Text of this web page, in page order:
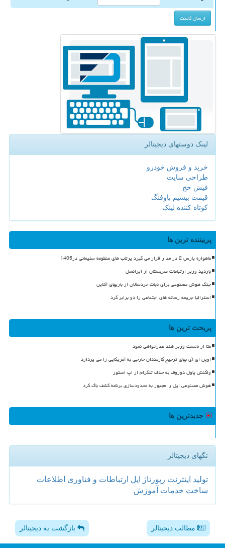
لینک دوستهای دیجیتالر
خرید و فروش خودرو
طراحی سایت
فیش حج
قیمت بیسیم باوفنگ
کوتاه کننده لینک
پربیننده ترین ها
ماهواره پارس 2 در مدار قرار می گیرد پرتاب های منظومه سلیمانی در1405
بازدید وزیر ارتباطات صربستان از ایرانسل
جنگ هوش مصنوعی برای نجات خردسالان از بازیهای آنلاین
استرالیا جریمه رسانه های اجتماعی را دو برابر کرد
پربحث ترین ها
متا از نخست وزیر هند عذرخواهی نمود
اوپن ای آی بهای ترجیح کارمندان خارجی به آمریکایی را می پردازد
واکنش پاول دوروف به حذف تلگرام از اپ استور
هوش مصنوعی اپل را مجبور به محدودسازی برنامه کشف باگ کرد
جدیدترین ها
تگهای دیجیتالر
تولید اینترنت رپورتاژ اپل ارتباطات و فناوری اطلاعات
ساخت خدمات آموزش
مطالب دیجیتالر بازگشت به دیجیتالر